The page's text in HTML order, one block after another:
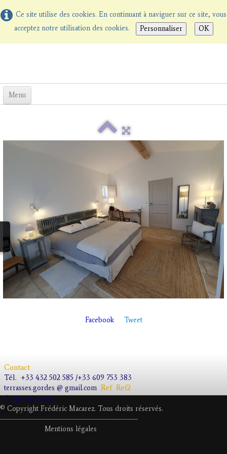
Ce site utilise des cookies. En continuant à naviguer sur ce site, vous
acceptez notre utilisation des cookies.
Personnaliser OK
Menu
▼
Contact
Notre blog
Facebook Tweet
Contact
Tél. +33 432 502 585 /+33 609 753 383
terrasses.gordes @ gmail.com Ref Ref2
droits réservés.
© Copyright Frédéric Macarez. Tous droits réservés.
--------------------------------------------------------------------
Mentions légales